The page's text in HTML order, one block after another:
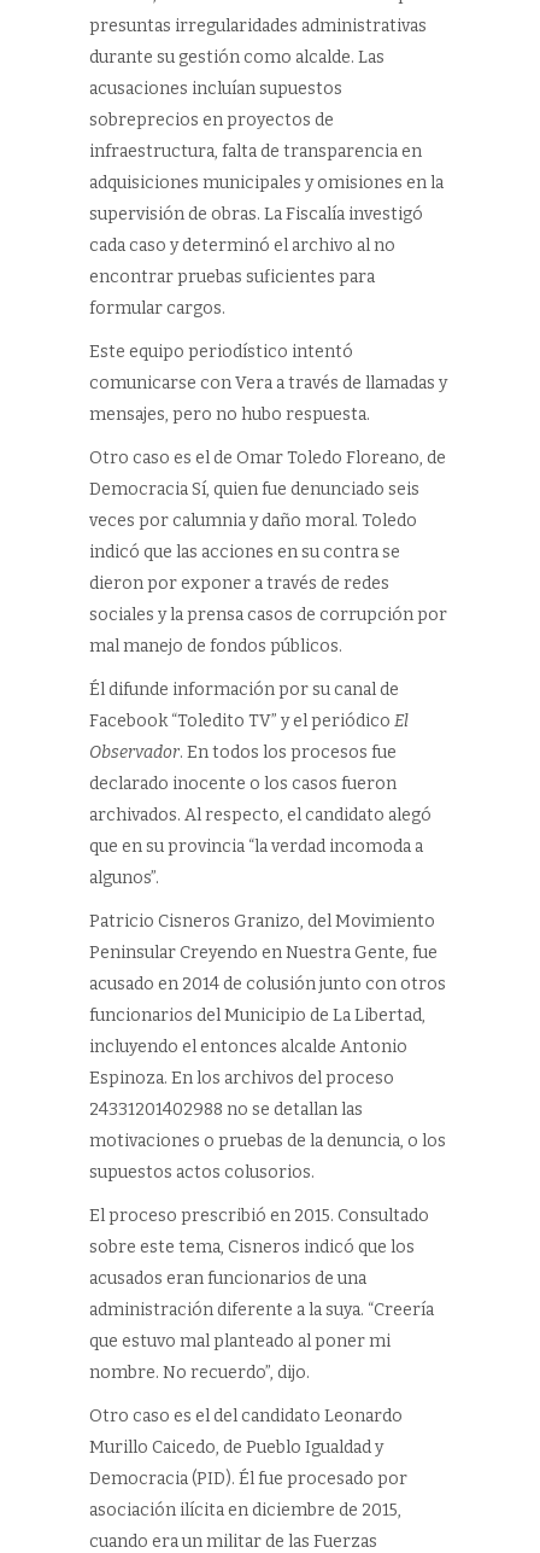
presuntas irregularidades administrativas
durante su gestión como alcalde. Las
acusaciones incluían supuestos
sobreprecios en proyectos de
infraestructura, falta de transparencia en
adquisiciones municipales y omisiones en la
supervisión de obras. La Fiscalía investigó
cada caso y determinó el archivo al no
encontrar pruebas suficientes para
formular cargos.
Este equipo periodístico intentó
comunicarse con Vera a través de llamadas y
mensajes, pero no hubo respuesta.
Otro caso es el de Omar Toledo Floreano, de
Democracia Sí, quien fue denunciado seis
veces por calumnia y daño moral. Toledo
indicó que las acciones en su contra se
dieron por exponer a través de redes
sociales y la prensa casos de corrupción por
mal manejo de fondos públicos.
Él difunde información por su canal de
Facebook “Toledito TV” y el periódico El
Observador. En todos los procesos fue
declarado inocente o los casos fueron
archivados. Al respecto, el candidato alegó
que en su provincia “la verdad incomoda a
algunos”.
Patricio Cisneros Granizo, del Movimiento
Peninsular Creyendo en Nuestra Gente, fue
acusado en 2014 de colusión junto con otros
funcionarios del Municipio de La Libertad,
incluyendo el entonces alcalde Antonio
Espinoza. En los archivos del proceso
24331201402988 no se detallan las
motivaciones o pruebas de la denuncia, o los
supuestos actos colusorios.
El proceso prescribió en 2015. Consultado
sobre este tema, Cisneros indicó que los
acusados eran funcionarios de una
administración diferente a la suya. “Creería
que estuvo mal planteado al poner mi
nombre. No recuerdo”, dijo.
Otro caso es el del candidato Leonardo
Murillo Caicedo, de Pueblo Igualdad y
Democracia (PID). Él fue procesado por
asociación ilícita en diciembre de 2015,
cuando era un militar de las Fuerzas